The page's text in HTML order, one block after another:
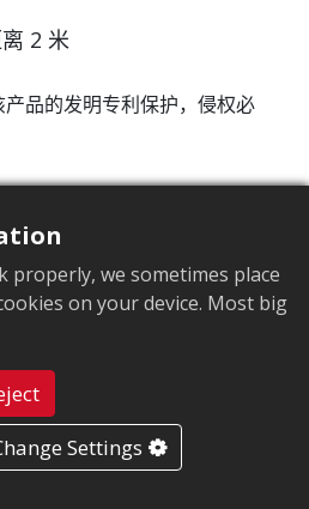
2 米
品的发明专利保护，侵权必
研发出多型号
properly, we sometimes place
on your device. Most big
Settings